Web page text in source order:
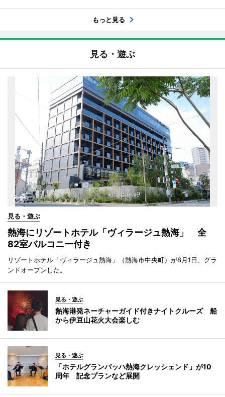
もっと見る
見る・遊ぶ
見る・遊ぶ
熱海にリゾートホテル「ヴィラージュ熱海」 全
82室バルコニー付き
リゾートホテル「ヴィラージュ熱海」（熱海市中央町）が8月1日、グラ
ンドオープンした。
見る・遊ぶ
熱海港発ネーチャーガイド付きナイトクルーズ 船
から伊豆山花火大会楽しむ
見る・遊ぶ
「ホテルグランバッハ熱海クレッシェンド」が10
周年 記念プランなど展開